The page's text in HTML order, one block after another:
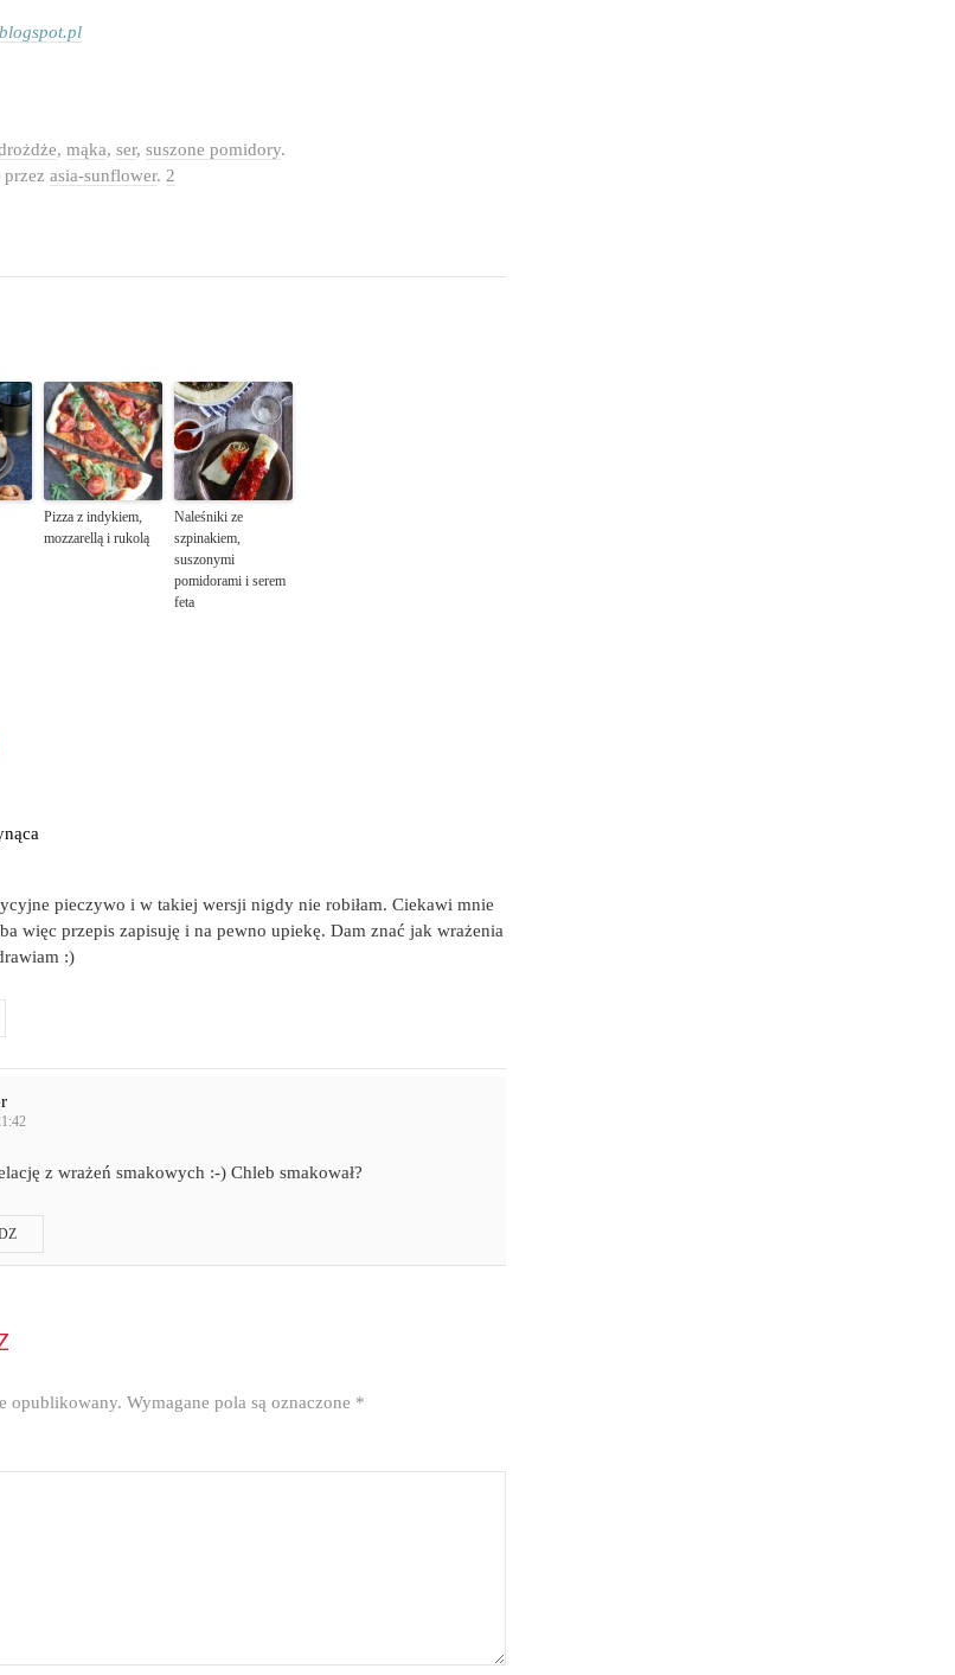
,mąka,ser,suszone pomidory.
przezasia-sunflower. 2
Pizza z indykiem,
mozzarellą i rukolą
Naleśniki ze
szpinakiem,
suszonymi
pomidorami i serem
feta
pieczywo i w takiej wersji nigdy nie robiłam. Ciekawi mnie
więc przepis zapisuję i na pewno upiekę. Dam znać jak wrażenia
:)
z wrażeń smakowych :-) Chleb smakował?
opublikowany. Wymagane pola są oznaczone *